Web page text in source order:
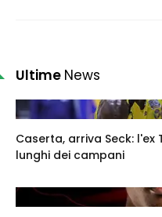
Ultime News
Caserta, arriva Seck:
lunghi dei campani